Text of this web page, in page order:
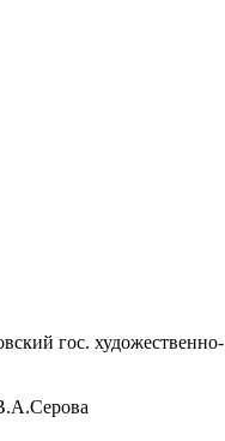
гос. художественно-